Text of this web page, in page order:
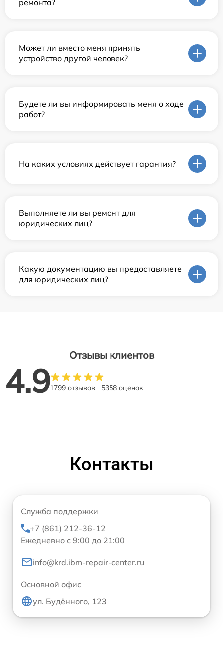
ремонта?
Может ли вместо меня принять
устройство другой человек?
Будете ли вы информировать меня о ходе
работ?
На каких условиях действует гарантия?
Выполняете ли вы ремонт для
юридических лиц?
Какую документацию вы предоставляете
для юридических лиц?
Отзывы клиентов
4.91799 отзывов 5358 оценок
Контакты
Служба поддержки
+7 (861) 212-36-12
Ежедневно с 9:00 до 21:00
info@krd.ibm-repair-center.ru
Основной офис
ул. Будённого, 123